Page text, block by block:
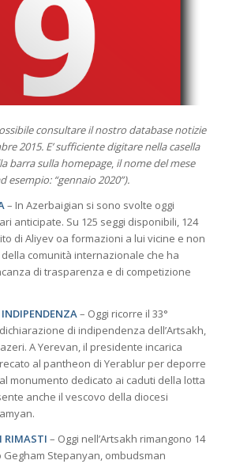
consultare il nostro database notizie
2015. E’ sufficiente digitare nella casella
barra sulla homepage, il nome del mese
esempio: “gennaio 2020”).
– In Azerbaigian si sono svolte oggi
anticipate. Su 125 seggi disponibili, 124
di Aliyev oa formazioni a lui vicine e non
comunità internazionale che ha
di trasparenza e di competizione
– Oggi ricorre il 33°
di indipendenza dell’Artsakh,
A Yerevan, il presidente incarica
al pantheon di Yerablur per deporre
monumento dedicato ai caduti della lotta
anche il vescovo della diocesi
RIMASTI – Oggi nell’Artsakh rimangono 14
Gegham Stepanyan, ombudsman